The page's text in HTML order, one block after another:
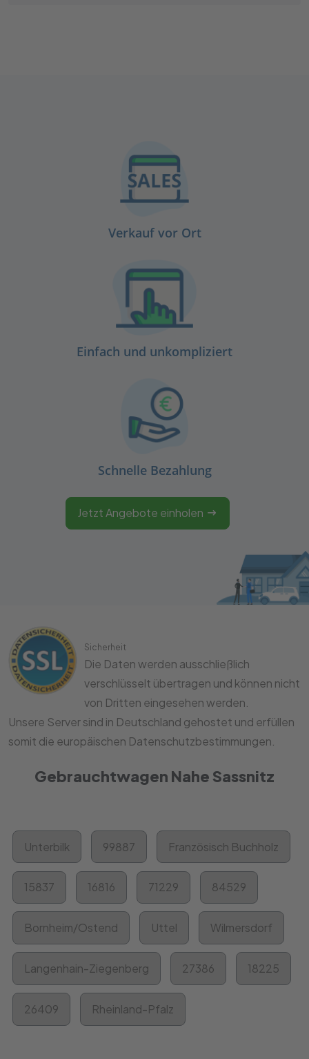
Verkauf vor Ort
Einfach und unkompliziert
Schnelle Bezahlung
Jetzt Angebote einholen
Sicherheit
Die Daten werden ausschließlich
verschlüsselt übertragen und können nicht
von Dritten eingesehen werden.
Unsere Server sind in Deutschland gehostet und erfüllen
somit die europäischen Datenschutzbestimmungen.
Gebrauchtwagen Nahe Sassnitz
Unterbilk 99887 Französisch Buchholz
15837 16816 71229 84529
Bornheim/Ostend Uttel Wilmersdorf
Langenhain-Ziegenberg 27386 18225
26409 Rheinland-Pfalz